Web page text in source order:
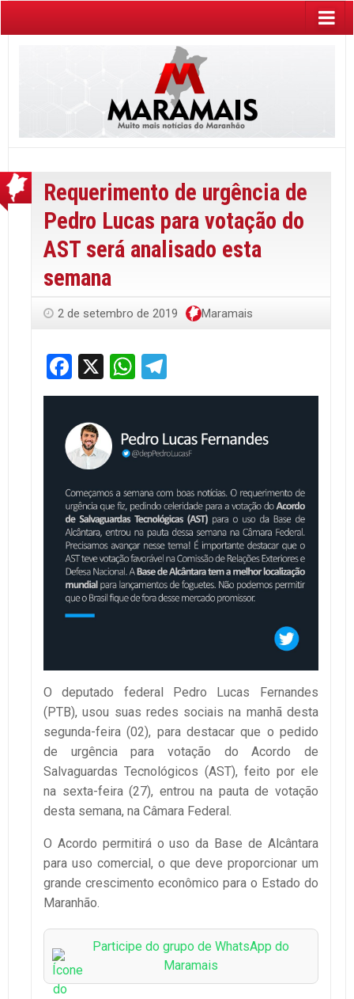
Requerimento de urgência de
Pedro Lucas para votação do
AST será analisado esta
semana
2 de setembro de 2019 Maramais
Facebook
X WhatsApp
O deputado federal Pedro Lucas Fernandes
(PTB), usou suas redes sociais na manhã desta
segunda-feira (02), para destacar que o pedido
de urgência para votação do Acordo de
Salvaguardas Tecnológicos (AST), feito por ele
na sexta-feira (27), entrou na pauta de votação
desta semana, na Câmara Federal.
O Acordo permitirá o uso da Base de Alcântara
para uso comercial, o que deve proporcionar um
grande crescimento econômico para o Estado do
Maranhão.
Participe do grupo de WhatsApp do
Maramais